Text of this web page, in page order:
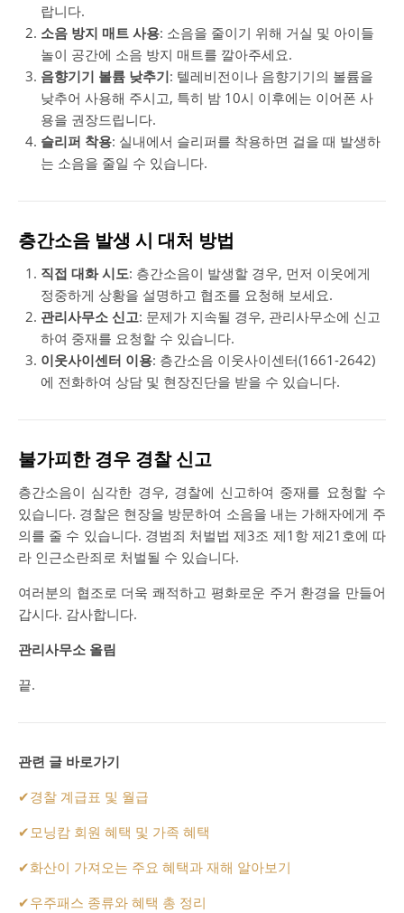
랍니다.
소음 방지 매트 사용: 소음을 줄이기 위해 거실 및 아이들
놀이 공간에 소음 방지 매트를 깔아주세요.
음향기기 볼륨 낮추기: 텔레비전이나 음향기기의 볼륨을
낮추어 사용해 주시고, 특히 밤 10시 이후에는 이어폰 사
용을 권장드립니다.
슬리퍼 착용: 실내에서 슬리퍼를 착용하면 걸을 때 발생하
는 소음을 줄일 수 있습니다.
층간소음 발생 시 대처 방법
직접 대화 시도: 층간소음이 발생할 경우, 먼저 이웃에게
정중하게 상황을 설명하고 협조를 요청해 보세요.
관리사무소 신고: 문제가 지속될 경우, 관리사무소에 신고
하여 중재를 요청할 수 있습니다.
이웃사이센터 이용: 층간소음 이웃사이센터(1661-2642)
에 전화하여 상담 및 현장진단을 받을 수 있습니다.
불가피한 경우 경찰 신고
층간소음이 심각한 경우, 경찰에 신고하여 중재를 요청할 수
있습니다. 경찰은 현장을 방문하여 소음을 내는 가해자에게 주
의를 줄 수 있습니다. 경범죄 처벌법 제3조 제1항 제21호에 따
라 인근소란죄로 처벌될 수 있습니다.
여러분의 협조로 더욱 쾌적하고 평화로운 주거 환경을 만들어
갑시다. 감사합니다.
관리사무소 올림
끝.
관련 글 바로가기
✔경찰 계급표 및 월급
✔모닝캄 회원 혜택 및 가족 혜택
✔화산이 가져오는 주요 혜택과 재해 알아보기
✔우주패스 종류와 혜택 총 정리